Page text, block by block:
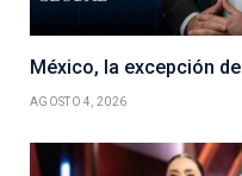
México, la excepción
AGOSTO 4, 2026